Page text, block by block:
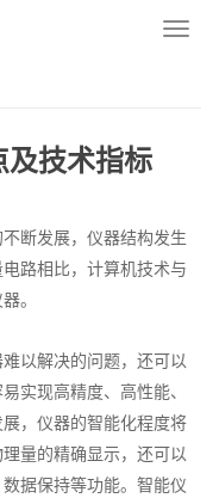
导
技术指标
断发展，仪器结构发生
路相比，计算机技术与
。
以解决的问题，还可以
实现高精度、高性能、
，仪器的智能化程度将
量的精确显示，还可以
据保持等功能。智能仪